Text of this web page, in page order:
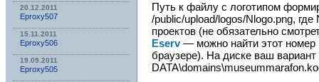
20.12.2011
Eproxy507
15.11.2011
Eproxy506
19.09.2011
Eproxy505
Путь к файлу с логотипом
/public/upload/logos/Nlogo.png,
проектов (не обязательно
Eserv— можно найти этот номер
браузере). На диске ваш